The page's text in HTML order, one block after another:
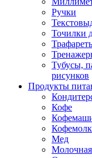
Ручки
Точилки
Тубусы,
рисунков
Продукты
Кофе
Мед